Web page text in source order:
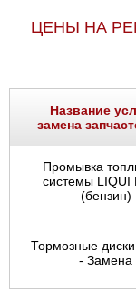
ЦЕНЫ НА
Название
замена
Промывка
системы LIQUI
(бензин)
Тормозные
- Замена